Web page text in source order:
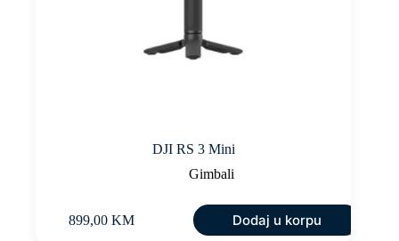
DJI RS 3 Mini
Gimbali
899,00 KM Dodaj u korpu